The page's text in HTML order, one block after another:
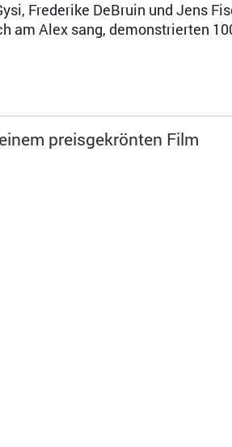
Frederike DeBruin und Jens
am Alex sang, demonstrierten
preisgekrönten Film